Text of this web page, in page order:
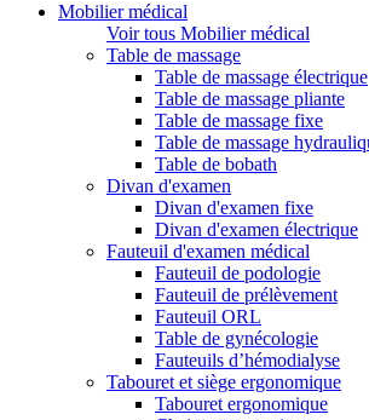
Mobilier médical
Voir tous Mobilier médical
Table de massage
Table de massage électrique
Table de massage pliante
Table de massage fixe
Table de massage
Table de bobath
Divan d'examen
Divan d'examen fixe
Divan d'examen électrique
Fauteuil d'examen médical
Fauteuil de podologie
Fauteuil de prélèvement
Fauteuil ORL
Table de gynécologie
Fauteuils d’hémodialyse
Tabouret et siège ergonomique
Tabouret ergonomique